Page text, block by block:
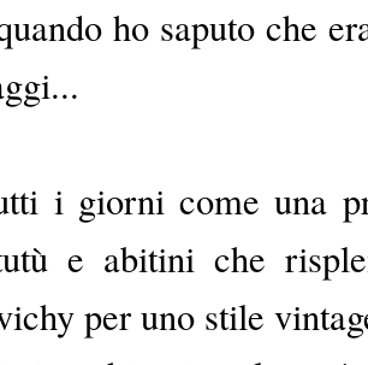
ho saputo che
i giorni come una
e abitini che
per uno stile